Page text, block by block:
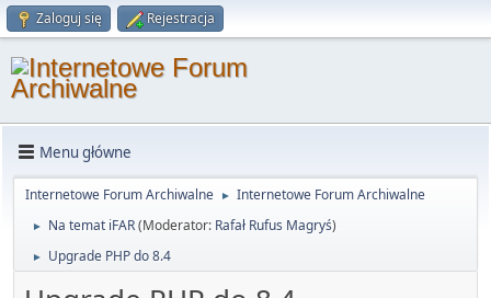
Zaloguj się Rejestracja
Menu główne
Internetowe Forum Archiwalne ► Internetowe Forum Archiwalne
► Na temat iFAR(Moderator: Rafał Rufus Magryś)
► Upgrade PHP do 8.4